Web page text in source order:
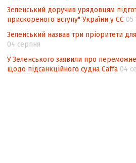
Зеленський доручив урядовцям
прискореного вступу" України у ЄС 05
Зеленський назвав три пріоритети
04 серпня
У Зеленського заявили про
щодо підсанкційного судна Caffa 04